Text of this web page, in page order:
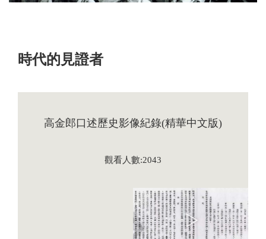
時代的見證者
高金郎口述歷史影像紀錄(精華中文版)
觀看人數:2043